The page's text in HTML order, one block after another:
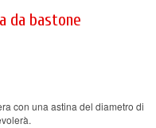
da bastone
con una astina del diametro di